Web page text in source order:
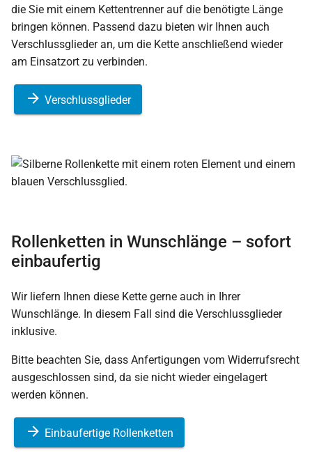
die Sie mit einem Kettentrenner auf die benötigte Länge
bringen können. Passend dazu bieten wir Ihnen auch
Verschlussglieder an, um die Kette anschließend wieder
am Einsatzort zu verbinden.
Verschlussglieder
Rollenketten in Wunschlänge – sofort
einbaufertig
Wir liefern Ihnen diese Kette gerne auch in Ihrer
Wunschlänge. In diesem Fall sind die Verschlussglieder
inklusive.
Bitte beachten Sie, dass Anfertigungen vom Widerrufsrecht
ausgeschlossen sind, da sie nicht wieder eingelagert
werden können.
Einbaufertige Rollenketten